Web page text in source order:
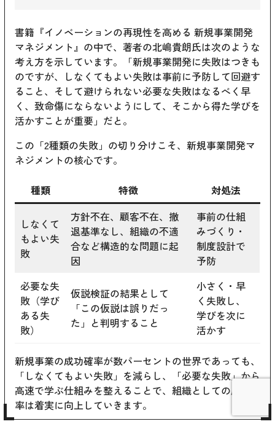
書籍『イノベーションの再現性を高める 新規事業開発
マネジメント』の中で、著者の北嶋貴朗氏は次のような
考え方を示しています。「新規事業開発に失敗はつきも
のですが、しなくてもよい失敗は事前に予防して回避す
ること、そして避けられない必要な失敗はなるべく早
く、致命傷にならないようにして、そこから得た学びを
活かすことが重要」だと。
この「2種類の失敗」の切り分けこそ、新規事業開発マ
ネジメントの核心です。
種類 特徴 対処法
しなくて
もよい失
敗
方針不在、顧客不在、撤
退基準なし、組織の不適
合など構造的な問題に起
因
事前の仕組
みづくり・
制度設計で
予防
必要な失
敗（学び
ある失
敗）
仮説検証の結果として
「この仮説は誤りだっ
た」と判明すること
小さく・早
く失敗し、
学びを次に
活かす
新規事業の成功確率が数パーセントの世界であっても、
「しなくてもよい失敗」を減らし、「必要な失敗」から
高速で学ぶ仕組みを整えることで、組織としての成功確
率は着実に向上していきます。